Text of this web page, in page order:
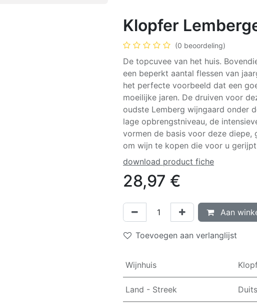
Klopfer
(0 beoordeling)
De topcuvee van het huis.
een beperkt aantal flessen van
het perfecte voorbeeld dat een
moeilijke jaren. De druiven voor
oudste Lemberg wijngaard onder
lage opbrengstniveau, de
vormen de basis voor deze diepe,
om wijn te kopen die voor u
download product fiche
28,97 €
Aan
Toevoegen aan verlanglijst
Wijnhuis
Land - Streek